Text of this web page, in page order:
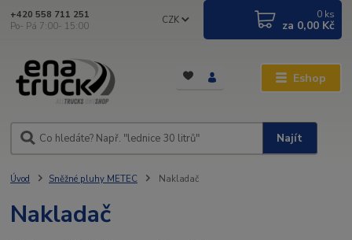
Eshop
CZK
Najít
+420 558 711 251
Po- Pá 7:00- 15:00
0 ks
za 0,00 Kč
Úvod Sněžné pluhy METEC Nakladač
Nakladač